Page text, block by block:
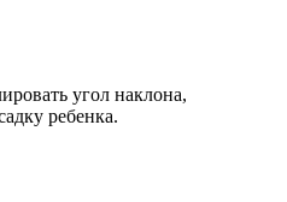
угол наклона,
ребенка.